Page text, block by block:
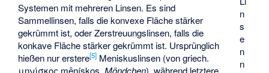
n
s
e
n
n
Systemen mit mehreren Linsen. Es sind
Sammellinsen, falls die konvexe Fläche stärker
gekrümmt ist, oder Zerstreuungslinsen, falls die
konkave Fläche stärker gekrümmt ist. Ursprünglich
hießen nur erstere[5] Meniskuslinsen (von griech.
μηνίσκος mēnískos,Möndchen), während letztere